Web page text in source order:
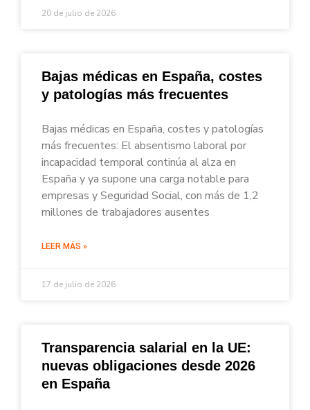
20 de julio de 2026
Bajas médicas en España, costes
y patologías más frecuentes
Bajas médicas en España, costes y patologías
más frecuentes: El absentismo laboral por
incapacidad temporal continúa al alza en
España y ya supone una carga notable para
empresas y Seguridad Social, con más de 1,2
millones de trabajadores ausentes
LEER MÁS »
17 de julio de 2026
Transparencia salarial en la UE:
nuevas obligaciones desde 2026
en España